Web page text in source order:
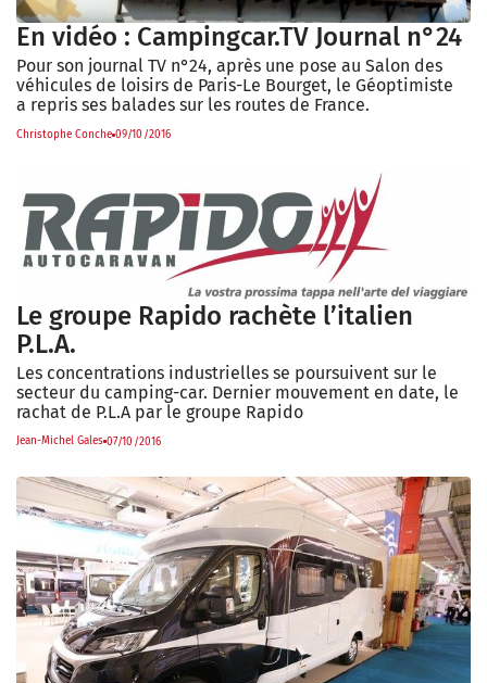
En vidéo : Campingcar.TV Journal n°24
Pour son journal TV n°24, après une pose au Salon des
véhicules de loisirs de Paris-Le Bourget, le Géoptimiste
a repris ses balades sur les routes de France.
Christophe Conche 09/10/2016
Le groupe Rapido rachète l’italien
P.L.A.
Les concentrations industrielles se poursuivent sur le
secteur du camping-car. Dernier mouvement en date, le
rachat de P.L.A par le groupe Rapido
Jean-Michel Gales 07/10/2016